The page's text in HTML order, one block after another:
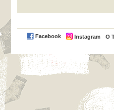
Facebook Instagram O